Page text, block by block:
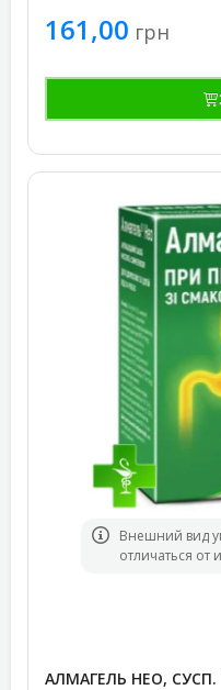
161,00 грн
Bнешний вид
отличаться от
АЛМАГЕЛЬ НЕО,